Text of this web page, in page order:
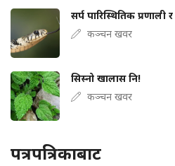
सर्प पारिस्थितिक प्रणाली
कञ्चन खवर
सिस्नो खालास नि!
कञ्चन खवर
पत्रपत्रिकाबाट